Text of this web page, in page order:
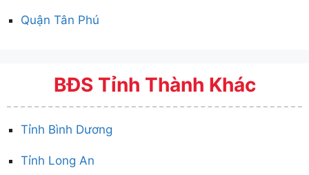
Quận Tân Phú
BĐS Tỉnh Thành Khác
Tỉnh Bình Dương
Tỉnh Long An